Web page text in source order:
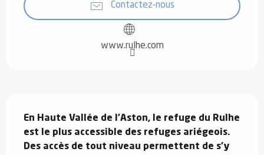
Contactez-nous
www.rulhe.com
En Haute Vallée de l’Aston, le refuge du Rulhe
est le plus accessible des refuges ariégeois.
Des accès de tout niveau permettent de s'y